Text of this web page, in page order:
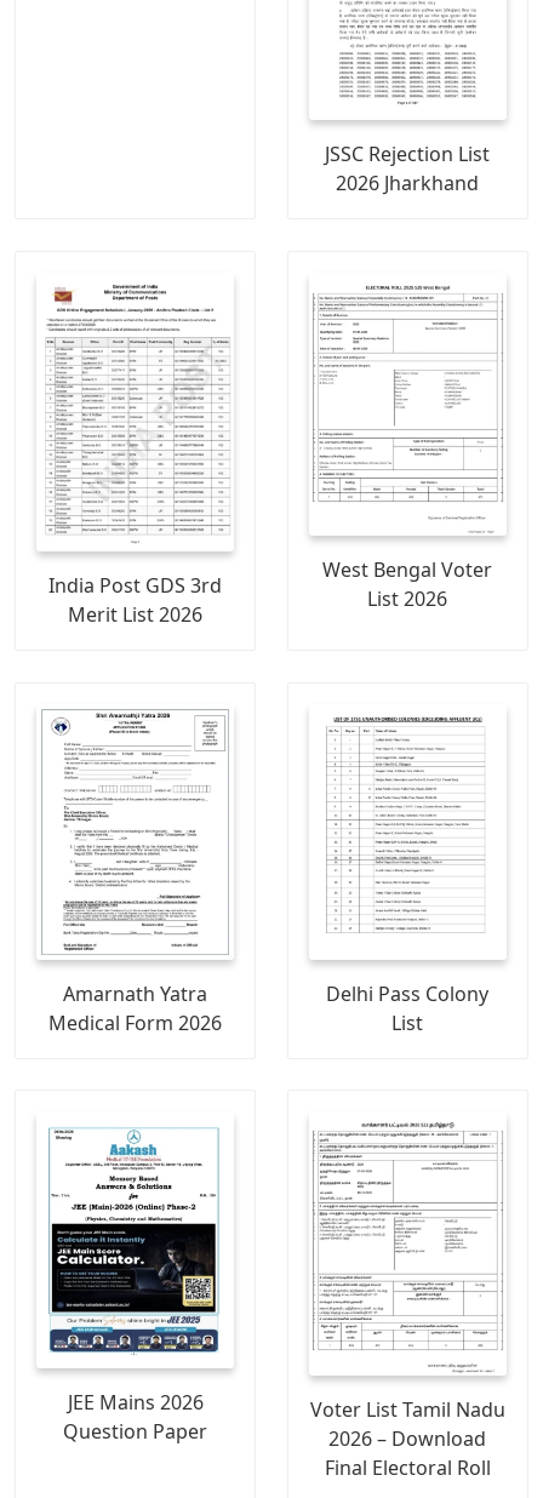
JSSC Rejection List
2026 Jharkhand
India Post GDS 3rd
Merit List 2026
West Bengal Voter
List 2026
Amarnath Yatra
Medical Form 2026
Delhi Pass Colony
List
JEE Mains 2026
Question Paper
Voter List Tamil Nadu
2026 – Download
Final Electoral Roll